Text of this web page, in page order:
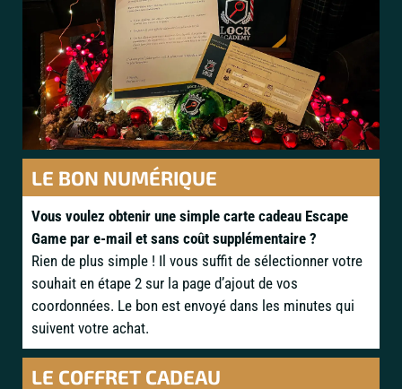
LE BON NUMÉRIQUE
Vous voulez obtenir une simple carte cadeau Escape
Game par e-mail et sans coût supplémentaire ?
Rien de plus simple ! Il vous suffit de sélectionner votre
souhait en étape 2 sur la page d’ajout de vos
coordonnées. Le bon est envoyé dans les minutes qui
suivent votre achat.
LE COFFRET CADEAU